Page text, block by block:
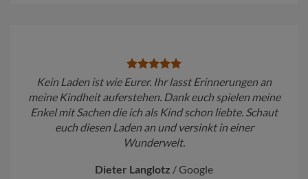
Kein Laden ist wie Eurer. Ihr lasst Erinnerungen an
meine Kindheit auferstehen. Dank euch spielen meine
Enkel mit Sachen die ich als Kind schon liebte. Schaut
euch diesen Laden an und versinkt in einer
Wunderwelt.
Dieter Langlotz / Google